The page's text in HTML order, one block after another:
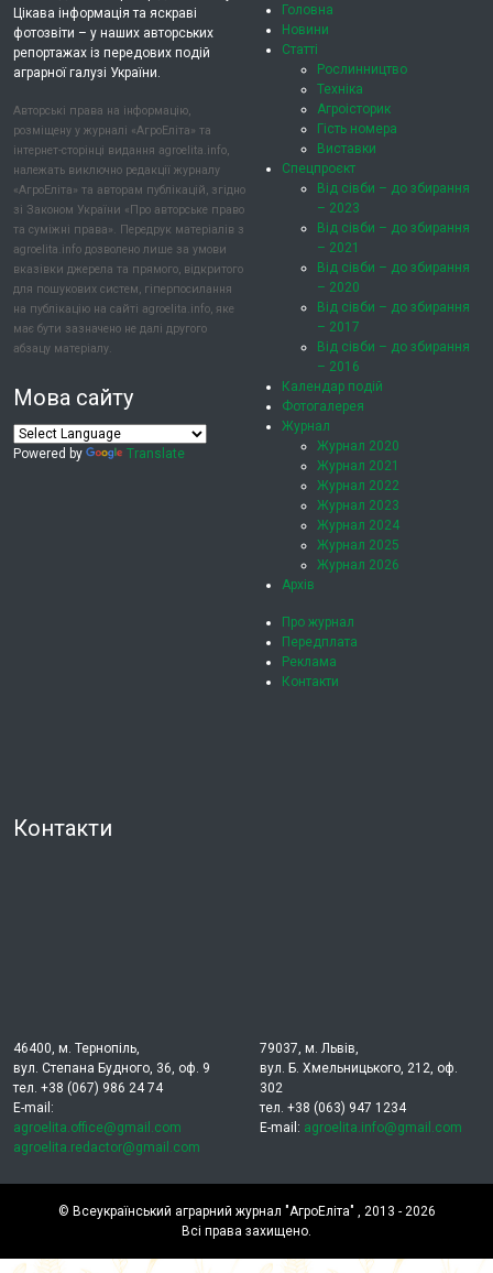
Цікава інформація та яскраві
фотозвіти – у наших авторських
репортажах із передових подій
аграрної галузі України.
Авторські права на інформацію,
розміщену у журналі «АгроЕліта» та
інтернет-сторінці видання agroelita.info,
належать виключно редакції журналу
«АгроЕліта» та авторам публікацій, згідно
зі Законом України «Про авторське право
та суміжні права». Передрук матеріалів з
agroelita.info дозволено лише за умови
вказівки джерела та прямого, відкритого
для пошукових систем, гіперпосилання
на публікацію на сайті agroelita.info, яке
має бути зазначено не далі другого
абзацу матеріалу.
Мова сайту
Powered by Translate
Головна
Новини
Статті
Рослинництво
Техніка
Агроісторик
Гість номера
Виставки
Спецпроєкт
Від сівби – до збирання
– 2023
Від сівби – до збирання
– 2021
Від сівби – до збирання
– 2020
Від сівби – до збирання
– 2017
Від сівби – до збирання
– 2016
Календар подій
Фотогалерея
Журнал
Журнал 2020
Журнал 2021
Журнал 2022
Журнал 2023
Журнал 2024
Журнал 2025
Журнал 2026
Архів
Про журнал
Передплата
Реклама
Контакти
Контакти
46400, м. Тернопіль,
вул. Степана Будного, 36, оф. 9
тел. +38 (067) 986 24 74
E-mail:
agroelita.office@gmail.com
agroelita.redactor@gmail.com
79037, м. Львів,
вул. Б. Хмельницького, 212, оф.
302
тел. +38 (063) 947 1234
E-mail: agroelita.info@gmail.com
© Всеукраїнський аграрний журнал "АгроЕліта" , 2013 - 2026
Всі права захищено.